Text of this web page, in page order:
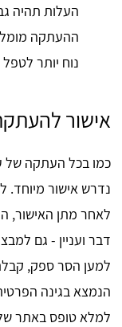
העלות תהיה
ההעתקה
נוח יותר לטפל
אישור
כמו בכל העתקה של
נדרש אישור
לאחר מתן האישור,
דבר ועניין - גם
למען הסר ספק,
הנמצא בגינה
למלא טופס באתר